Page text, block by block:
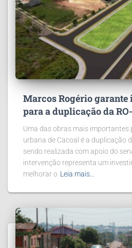
Marcos Rogério garante
para a duplicação da
Uma das obras mais importantes
urbana de Cacoal é a duplicação
sendo realizada com apoio do
intervenção representa um
melhorar o Leia mais…